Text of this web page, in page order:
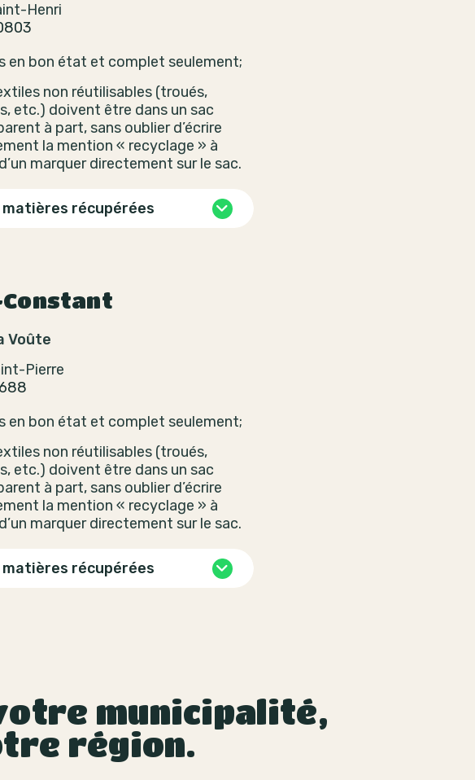
Henri
en bon état et complet seulement;
non réutilisables (troués,
etc.) doivent être dans un sac
à part, sans oublier d’écrire
la mention « recyclage » à
d’un marquer directement sur le sac.
récupérées
Voûte
Pierre
en bon état et complet seulement;
non réutilisables (troués,
etc.) doivent être dans un sac
à part, sans oublier d’écrire
la mention « recyclage » à
d’un marquer directement sur le sac.
récupérées
municipalité,
région.